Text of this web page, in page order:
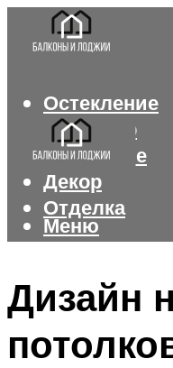
Остекление
Интерьер
Утепление
Декор
Отделка
Меню
Дизайн